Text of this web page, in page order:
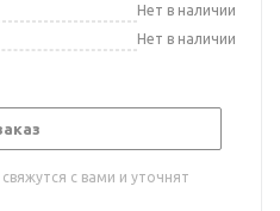
Нет в наличии
Нет в наличии
с вами и уточнят